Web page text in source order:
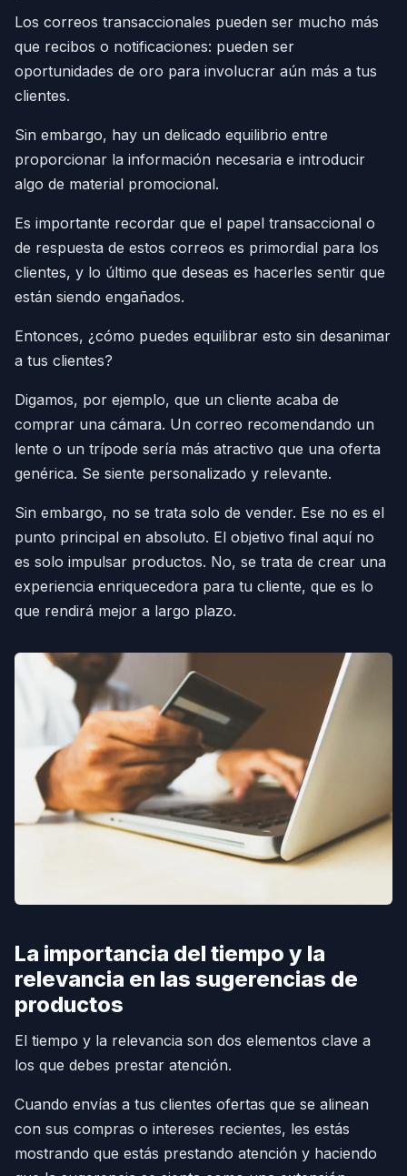
Los correos transaccionales pueden ser mucho más
que recibos o notificaciones: pueden ser
oportunidades de oro para involucrar aún más a tus
clientes.
Sin embargo, hay un delicado equilibrio entre
proporcionar la información necesaria e introducir
algo de material promocional.
Es importante recordar que el papel transaccional o
de respuesta de estos correos es primordial para los
clientes, y lo último que deseas es hacerles sentir que
están siendo engañados.
Entonces, ¿cómo puedes equilibrar esto sin desanimar
a tus clientes?
Digamos, por ejemplo, que un cliente acaba de
comprar una cámara. Un correo recomendando un
lente o un trípode sería más atractivo que una oferta
genérica. Se siente personalizado y relevante.
Sin embargo, no se trata solo de vender. Ese no es el
punto principal en absoluto. El objetivo final aquí no
es solo impulsar productos. No, se trata de crear una
experiencia enriquecedora para tu cliente, que es lo
que rendirá mejor a largo plazo.
La importancia del tiempo y la
relevancia en las sugerencias de
productos
El tiempo y la relevancia son dos elementos clave a
los que debes prestar atención.
Cuando envías a tus clientes ofertas que se alinean
con sus compras o intereses recientes, les estás
mostrando que estás prestando atención y haciendo